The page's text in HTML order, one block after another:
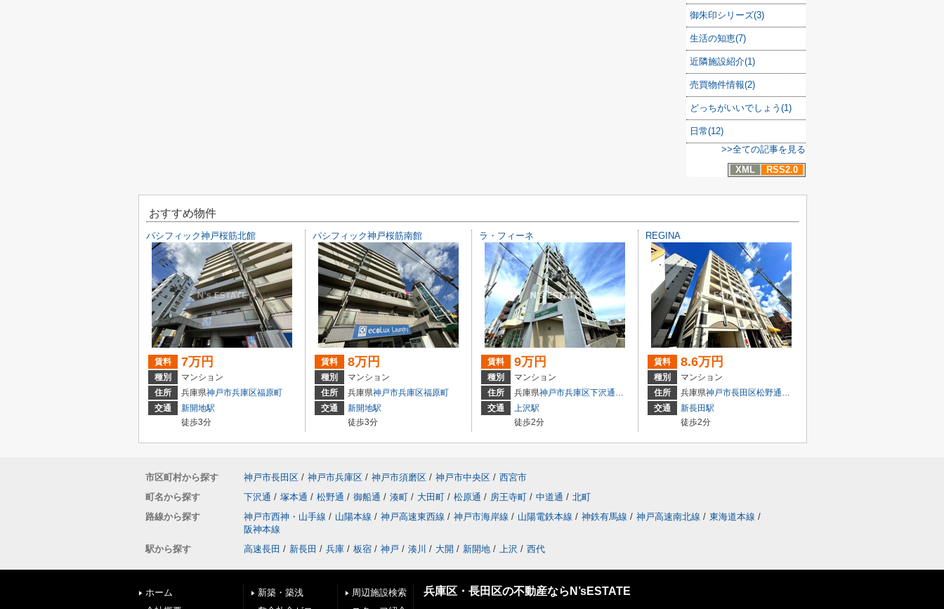
御朱印シリーズ(3)
生活の知恵(7)
近隣施設紹介(1)
売買物件情報(2)
どっちがいいでしょう(1)
日常(12)
>>全ての記事を見る
XML
RSS2.0
おすすめ物件
パシフィック神戸桜筋北館
賃料 7万円
種別
マンション
住所
兵庫県神戸市兵庫区福原町
交通
新開地駅
徒歩3分
パシフィック神戸桜筋南館
賃料 8万円
種別
マンション
住所
兵庫県神戸市兵庫区福原町
交通
新開地駅
徒歩3分
ラ・フィーネ
賃料 9万円
種別
マンション
住所
兵庫県神戸市兵庫区下沢通７丁目
交通
上沢駅
徒歩2分
REGINA
賃料 8.6万円
種別
マンション
住所
兵庫県神戸市長田区松野通２丁目
交通
新長田駅
徒歩2分
市区町村から探す 神戸市長田区 / 神戸市兵庫区 / 神戸市須磨区 / 神戸市中央区 / 西宮市
町名から探す
下沢通 / 塚本通 / 松野通 / 御船通 / 湊町 / 大田町 / 松原通 / 房王寺町 / 中道通 / 北町
路線から探す
神戸市西神・山手線 / 山陽本線 / 神戸高速東西線 / 神戸市海岸線 / 山陽電鉄本線 / 神鉄有馬線 / 神戸高速南北線 / 東海道本線 /
阪神本線
駅から探す
高速長田 / 新長田 / 兵庫 / 板宿 / 神戸 / 湊川 / 大開 / 新開地 / 上沢 / 西代
ホーム
新築・築浅
周辺施設検索
兵庫区・長田区の不動産ならN’sESTATE